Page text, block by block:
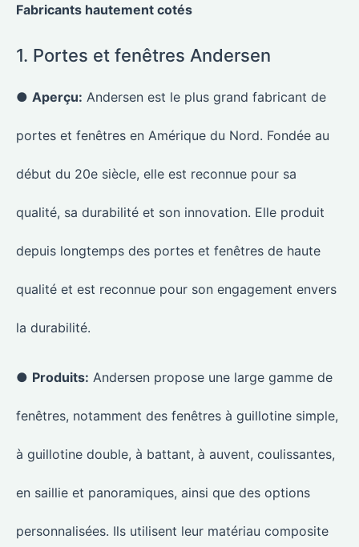
Fabricants hautement cotés
1. Portes et fenêtres Andersen
● Aperçu: Andersen est le plus grand fabricant de
portes et fenêtres en Amérique du Nord. Fondée au
début du 20e siècle, elle est reconnue pour sa
qualité, sa durabilité et son innovation. Elle produit
depuis longtemps des portes et fenêtres de haute
qualité et est reconnue pour son engagement envers
la durabilité.
● Produits: Andersen propose une large gamme de
fenêtres, notamment des fenêtres à guillotine simple,
à guillotine double, à battant, à auvent, coulissantes,
en saillie et panoramiques, ainsi que des options
personnalisées. Ils utilisent leur matériau composite